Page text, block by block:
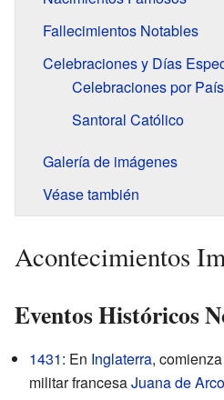
Fallecimientos Notables
Celebraciones y Días
Celebraciones por
Santoral Católico
Galería de imágenes
Véase también
Acontecimientos
Eventos Históricos
1431: En Inglaterra,
militar francesaJuana de Arco